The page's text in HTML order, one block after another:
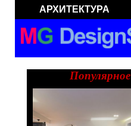
АРХИТЕКТУРА
Популярное